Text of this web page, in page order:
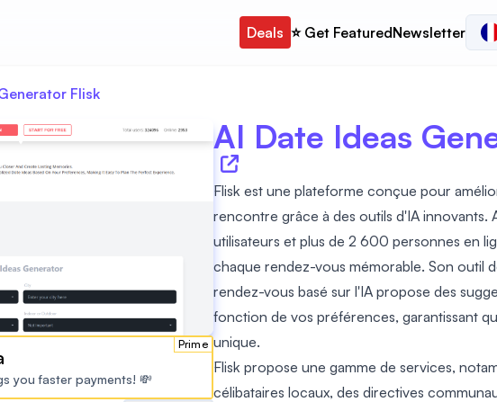
Deals ⭐️ Get FeaturedNewsletter
Flisk
Prime
you faster payments! 💸
AI Date Ideas
Flisk est une plateforme conçue pour
rencontre grâce à des outils d'IA innovants.
utilisateurs et plus de 2 600 personnes en
chaque rendez-vous mémorable. Son outil
rendez-vous basé sur l'IA propose des
fonction de vos préférences, garantissant
unique.
Flisk propose une gamme de services,
célibataires locaux, des directives